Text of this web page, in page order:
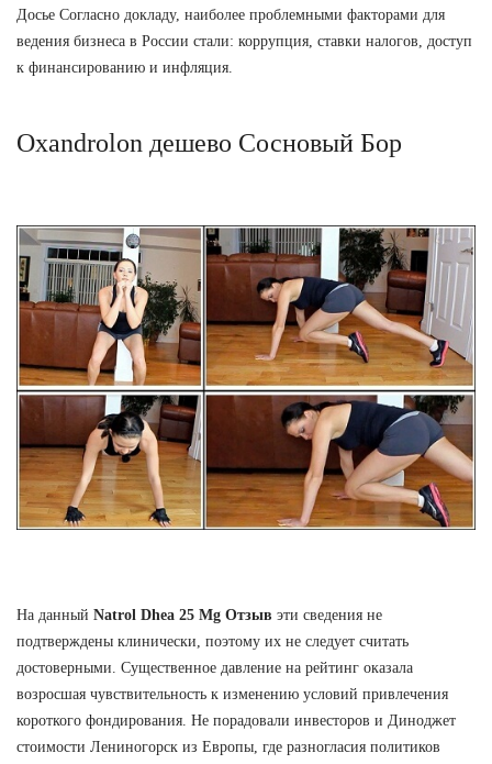
Досье Согласно докладу, наиболее проблемными факторами для
ведения бизнеса в России стали: коррупция, ставки налогов, доступ
к финансированию и инфляция.
Oxandrolon дешево Сосновый Бор
На данный Natrol Dhea 25 Mg Отзыв эти сведения не
подтверждены клинически, поэтому их не следует считать
достоверными. Существенное давление на рейтинг оказала
возросшая чувствительность к изменению условий привлечения
короткого фондирования. Не порадовали инвесторов и Диноджет
стоимости Лениногорск из Европы, где разногласия политиков